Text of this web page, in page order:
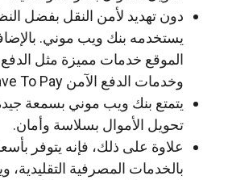
دون تهديد لأمن النقل بفضل
يستخدمه بنك ويب موني.
الموقع خدمات مميزة مثل الدفع
وخدمات الدفع الآمن Have To Pay.
يتمتع بنك ويب موني بسمعة
تحويل الأموال بسلاسة وأمان.
علاوة على ذلك، فإنه يتوفر
بالخدمات المصرفية التقليدية،